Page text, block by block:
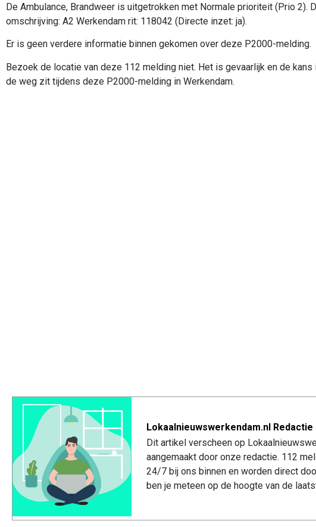
De Ambulance, Brandweer is uitgetrokken met Normale prioriteit (Prio 2).
omschrijving: A2 Werkendam rit: 118042 (Directe inzet: ja).
Er is geen verdere informatie binnen gekomen over deze P2000-melding.
Bezoek de locatie van deze 112 melding niet. Het is gevaarlijk en de
de weg zit tijdens deze P2000-melding in Werkendam.
Lokaalnieuwswerkendam.nl Redactie
Dit artikel verscheen op
aangemaakt door onze redactie. 112
24/7 bij ons binnen en worden direct
ben je meteen op de hoogte van de